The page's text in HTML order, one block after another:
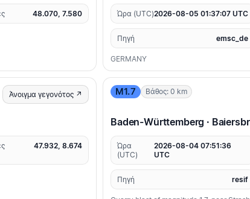
48.070, 7.580 Ώρα (UTC)2026-08-05 01:37:07 UTC
Πηγή emsc_de
GERMANY
Άνοιγμα γεγονότος ↗
47.932, 8.674
M1.7 Βάθος: 0 km
Baden-Württemberg ·
Ώρα
(UTC)
2026-08-04 07:51:36
UTC
Πηγή resif